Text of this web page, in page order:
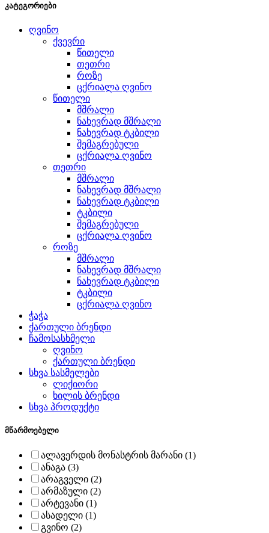
კატეგორიები
ღვინო
ქვევრი
წითელი
თეთრი
როზე
ცქრიალა ღვინო
წითელი
მშრალი
ნახევრად მშრალი
ნახევრად ტკბილი
შემაგრებული
ცქრიალა ღვინო
თეთრი
მშრალი
ნახევრად მშრალი
ნახევრად ტკბილი
ტკბილი
შემაგრებული
ცქრიალა ღვინო
როზე
მშრალი
ნახევრად მშრალი
ნახევრად ტკბილი
ტკბილი
ცქრიალა ღვინო
ჭაჭა
ქართული ბრენდი
ჩამოსასხმელი
ღვინო
ქართული ბრენდი
სხვა სასმელები
ლიქიორი
ხილის ბრენდი
სხვა პროდუქტი
მწარმოებელი
ალავერდის მონასტრის მარანი (1)
ანაგა (3)
არაგველი (2)
არმაზული (2)
არტევანი (1)
ასადელი (1)
გვინო (2)